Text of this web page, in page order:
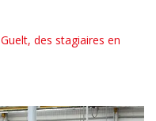
Guelt, des stagiaires en